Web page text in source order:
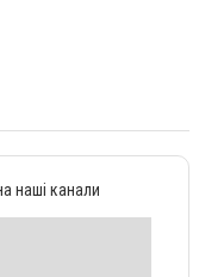
наші канали